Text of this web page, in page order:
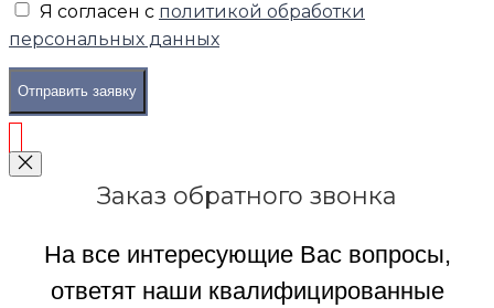
Я согласен с политикой обработки
персональных данных
Отправить заявку
Заказ обратного звонка
На все интересующие Вас вопросы,
ответят наши квалифицированные